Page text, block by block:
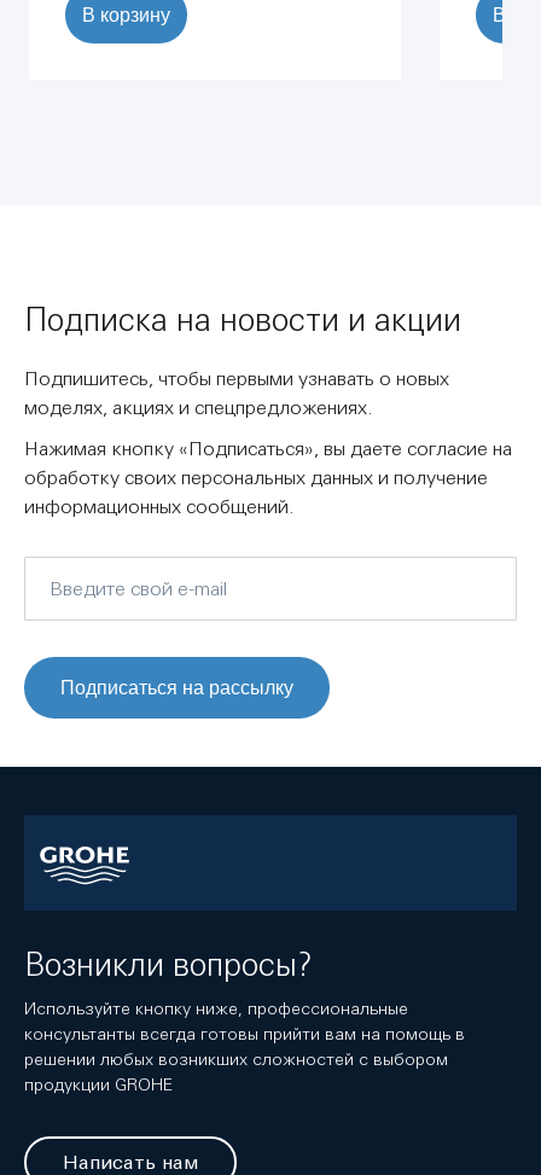
В корзину В
Подписка на новости и акции
Подпишитесь, чтобы первыми узнавать о новых
моделях, акциях и спецпредложениях.
Нажимая кнопку «Подписаться», вы даете согласие на
обработку своих персональных данных и получение
информационных сообщений.
Подписаться на рассылку
Возникли вопросы?
Используйте кнопку ниже, профессиональные
консультанты всегда готовы прийти вам на помощь в
решении любых возникших сложностей с выбором
продукции GROHE
Написать нам